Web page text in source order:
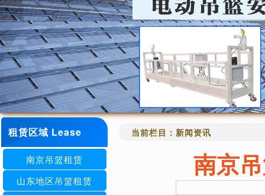
租赁区域 Lease
南京吊篮租赁
山东地区吊篮租赁
当前栏目： 新闻资讯
南京